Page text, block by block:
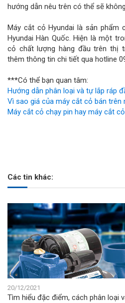
hướng dẫn nêu trên có thể sẽ
Máy cắt cỏ Hyundai là sản phẩm
Hyundai Hàn Quốc. Hiện là một
cỏ chất lượng hàng đầu trên thị
thêm thông tin chi tiết qua hotline
***Có thể bạn quan tâm:
Hướng dẫn phân loại và tự lắp ráp
Vì sao giá của máy cắt cỏ bán trên
Máy cắt cỏ chạy pin hay máy cắt
Các tin khác:
20/12/2021
Tìm hiểu đặc điểm, cách phân loại